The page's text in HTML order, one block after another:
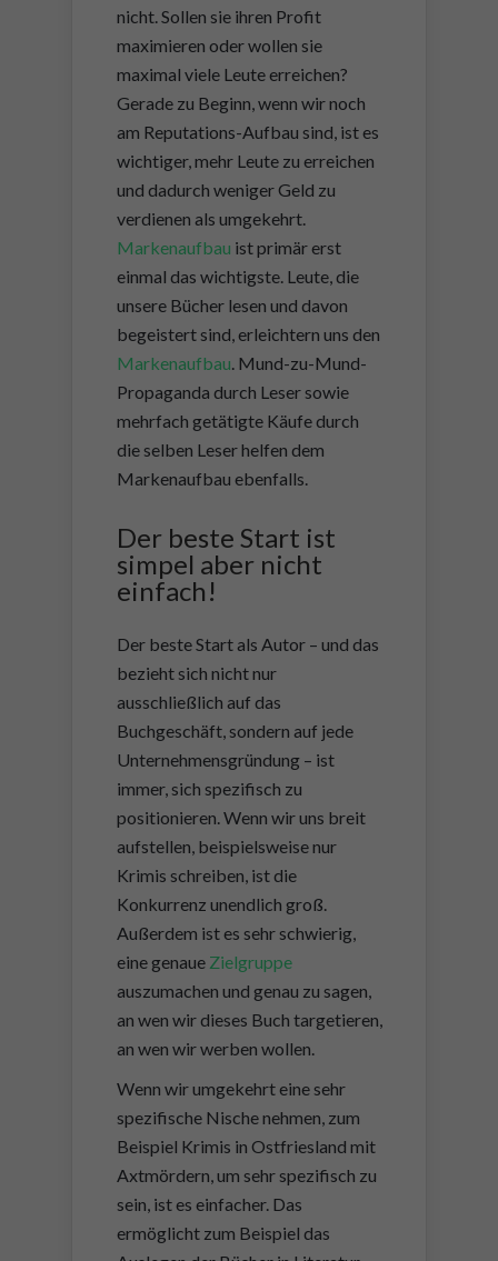
nicht. Sollen sie ihren Profit
maximieren oder wollen sie
maximal viele Leute erreichen?
Gerade zu Beginn, wenn wir noch
am Reputations-Aufbau sind, ist es
wichtiger, mehr Leute zu erreichen
und dadurch weniger Geld zu
verdienen als umgekehrt.
Markenaufbau ist primär erst
einmal das wichtigste. Leute, die
unsere Bücher lesen und davon
begeistert sind, erleichtern uns den
Markenaufbau. Mund-zu-Mund-
Propaganda durch Leser sowie
mehrfach getätigte Käufe durch
die selben Leser helfen dem
Markenaufbau ebenfalls.
Der beste Start ist
simpel aber nicht
einfach!
Der beste Start als Autor – und das
bezieht sich nicht nur
ausschließlich auf das
Buchgeschäft, sondern auf jede
Unternehmensgründung – ist
immer, sich spezifisch zu
positionieren. Wenn wir uns breit
aufstellen, beispielsweise nur
Krimis schreiben, ist die
Konkurrenz unendlich groß.
Außerdem ist es sehr schwierig,
eine genaue Zielgruppe
auszumachen und genau zu sagen,
an wen wir dieses Buch targetieren,
an wen wir werben wollen.
Wenn wir umgekehrt eine sehr
spezifische Nische nehmen, zum
Beispiel Krimis in Ostfriesland mit
Axtmördern, um sehr spezifisch zu
sein, ist es einfacher. Das
ermöglicht zum Beispiel das